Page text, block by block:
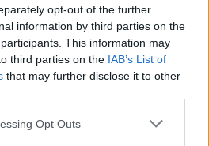
opt-out of the further
information by third parties on the
This information may
third parties on the IAB’s List of
that may further disclose it to other
app uses one or more Google
Opt Outs
#SZAKRENDELÉS
#RENDELŐINTÉZET